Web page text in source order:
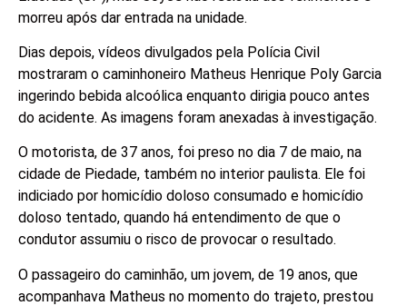
morreu após dar entrada na unidade.
Dias depois, vídeos divulgados pela Polícia Civil
mostraram o caminhoneiro Matheus Henrique Poly Garcia
ingerindo bebida alcoólica enquanto dirigia pouco antes
do acidente. As imagens foram anexadas à investigação.
O motorista, de 37 anos, foi preso no dia 7 de maio, na
cidade de Piedade, também no interior paulista. Ele foi
indiciado por homicídio doloso consumado e homicídio
doloso tentado, quando há entendimento de que o
condutor assumiu o risco de provocar o resultado.
O passageiro do caminhão, um jovem, de 19 anos, que
acompanhava Matheus no momento do trajeto, prestou